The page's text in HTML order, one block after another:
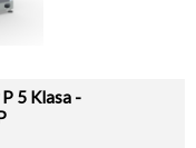
5 Klasa -